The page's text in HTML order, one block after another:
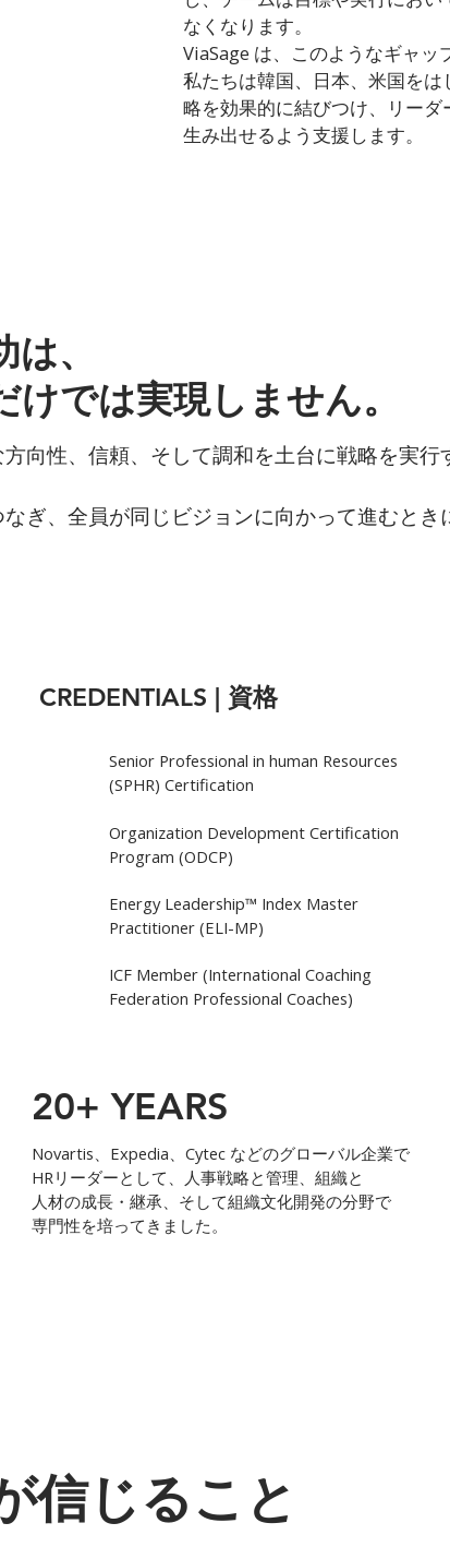
なくなります。
ViaSage は、このようなギャッ
私たちは韓国、日本、米国を
略を効果的に結びつけ、リー
生み出せるよう支援します。
、
けでは実現しません。
向性、信頼、そして調和を土台に戦略を実
ぎ、全員が同じビジョンに向かって進むとき
CREDENTIALS | 資格
Senior Professional in human Resources
(SPHR) Certification
Organization Development Certification
Program (ODCP)
Energy Leadership™ Index Master
Practitioner (ELI-MP)
ICF Member (International Coaching
Federation Professional Coaches)
20+ YEARS
Novartis、Expedia、Cytec などのグローバル企業で
HRリーダーとして、人事戦略と管理、組織と
人材の成長・継承、そして組織文化開発の分野で
専門性を培ってきました。
信じること